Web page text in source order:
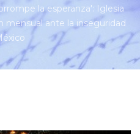
la esperanza': Iglesia
mensual ante la inseguridad